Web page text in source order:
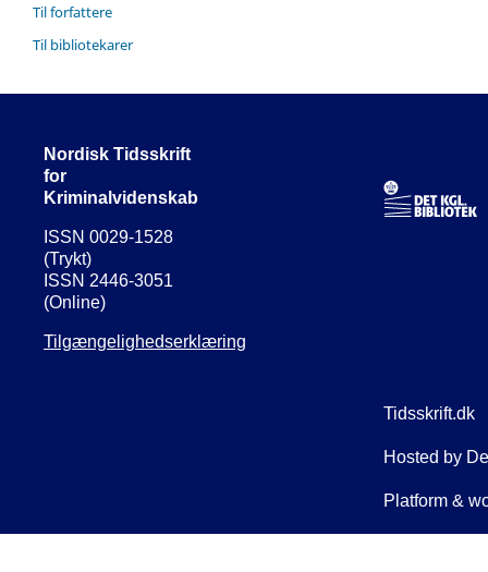
Til forfattere
Til bibliotekarer
Nordisk Tidsskrift
for
Kriminalvidenskab
ISSN 0029-1528
(Trykt)
ISSN 2446-3051
(Online)
Tilgængelighedserklæring